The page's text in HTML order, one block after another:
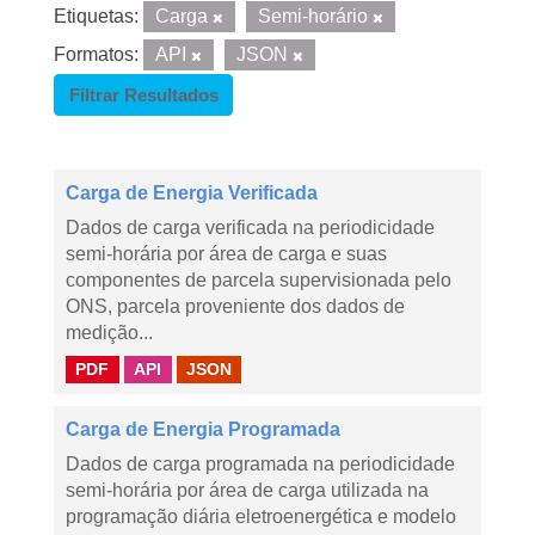
Etiquetas: Carga
Semi-horário
Formatos:
API
JSON
Filtrar Resultados
Carga de Energia Verificada
Dados de carga verificada na periodicidade
semi-horária por área de carga e suas
componentes de parcela supervisionada pelo
ONS, parcela proveniente dos dados de
medição...
PDF API JSON
Carga de Energia Programada
Dados de carga programada na periodicidade
semi-horária por área de carga utilizada na
programação diária eletroenergética e modelo